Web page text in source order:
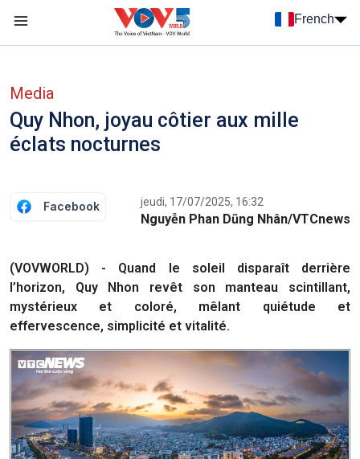
French
Media
Quy Nhon, joyau côtier aux mille
éclats nocturnes
Facebook jeudi, 17/07/2025, 16:32
Nguyễn Phan Dũng Nhân/VTCnews
(VOVWORLD) - Quand le soleil disparaît derrière
l’horizon, Quy Nhon revêt son manteau scintillant,
mystérieux et coloré, mêlant quiétude et
effervescence, simplicité et vitalité.